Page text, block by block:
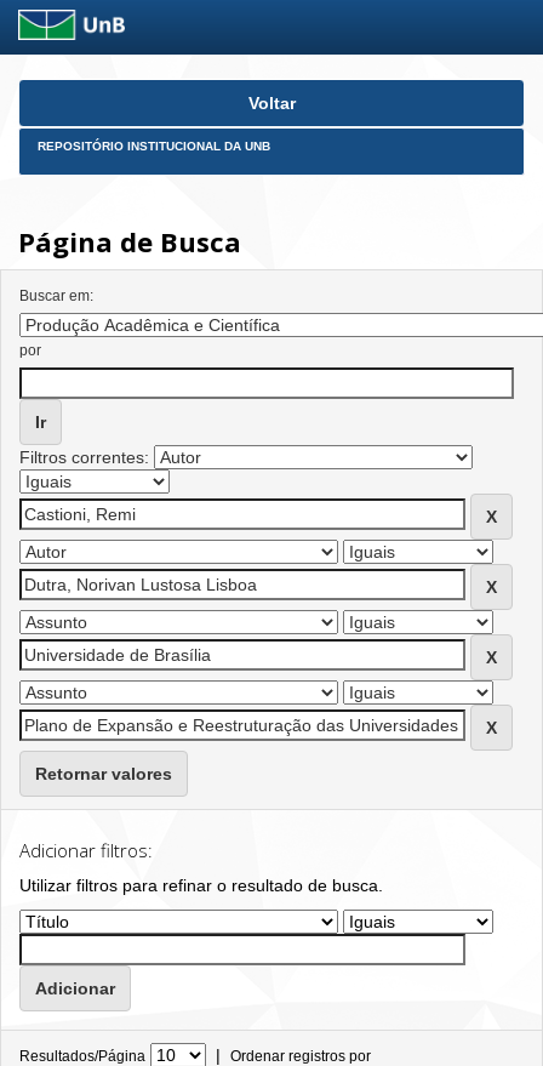
Skip
Voltar
REPOSITÓRIO INSTITUCIONAL DA UNB
Página de Busca
Buscar em:
por
Filtros correntes:
Retornar valores
Adicionar filtros:
Utilizar filtros para refinar o resultado de busca.
Resultados/Página | Ordenar registros por